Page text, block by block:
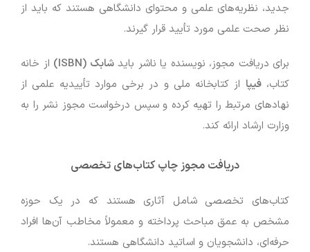
جدید، نظریه‌های علمی و محتوای دانشگاهی هستند که باید از
نظر صحت علمی مورد تأیید قرار گیرند.
برای دریافت مجوز، نویسنده یا ناشر بایدشابک (ISBN)
از خانه
کتاب،فیپا از کتابخانه ملی و در برخی موارد تأییدیه علمی از
نهادهای مرتبط را تهیه کرده و سپس درخواست مجوز نشر را به
وزارت ارشاد ارائه کند.
دریافت مجوز چاپ کتاب‌های تخصصی
کتاب‌های تخصصی شامل آثاری هستند که در یک حوزه
مشخص به عمق مباحث پرداخته و معمولاً مخاطب آن‌ها افراد
حرفه‌ای، دانشجویان و اساتید دانشگاهی هستند.